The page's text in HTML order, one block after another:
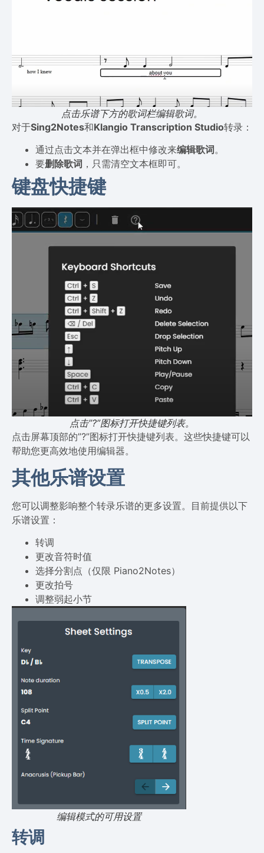
点击乐谱下方的歌词栏编辑歌词。
对于Sing2Notes和Klangio Transcription Studio转录：
通过点击文本并在弹出框中修改来编辑歌词。
要删除歌词 ，只需清空文本框即可。
键盘快捷键
点击”?”图标打开快捷键列表。
点击屏幕顶部的”?”图标打开快捷键列表。这些快捷键可以
帮助您更高效地使用编辑器。
其他乐谱设置
您可以调整影响整个转录乐谱的更多设置。目前提供以下
乐谱设置：
转调
更改音符时值
选择分割点（仅限 Piano2Notes）
更改拍号
调整弱起小节
编辑模式的可用设置
转调